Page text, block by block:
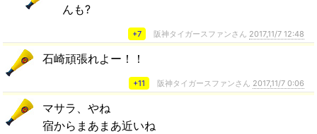
んも?
+7 阪神タイガースファンさん 2017,11/7 12:48
石崎頑張れよー！！
+11 阪神タイガースファンさん 2017,11/7 0:06
マサラ、やね
宿からまあまあ近いね